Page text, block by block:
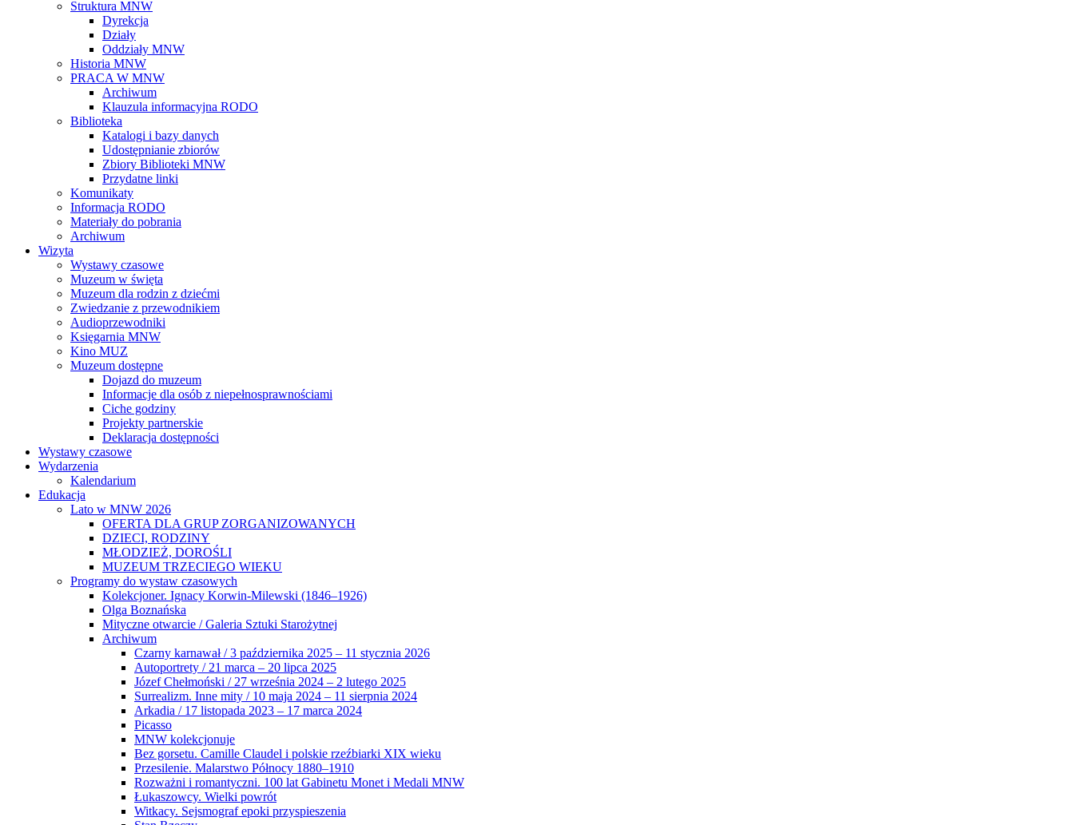
Struktura MNW
Dyrekcja
Działy
Oddziały MNW
Historia MNW
PRACA W MNW
Archiwum
Klauzula informacyjna RODO
Biblioteka
Katalogi i bazy danych
Udostępnianie zbiorów
Zbiory Biblioteki MNW
Przydatne linki
Komunikaty
Informacja RODO
Materiały do pobrania
Archiwum
Wizyta
Wystawy czasowe
Muzeum w święta
Muzeum dla rodzin z dziećmi
Zwiedzanie z przewodnikiem
Audioprzewodniki
Księgarnia MNW
Kino MUZ
Muzeum dostępne
Dojazd do muzeum
Informacje dla osób z niepełnosprawnościami
Ciche godziny
Projekty partnerskie
Deklaracja dostępności
Wystawy czasowe
Wydarzenia
Kalendarium
Edukacja
Lato w MNW 2026
OFERTA DLA GRUP ZORGANIZOWANYCH
DZIECI, RODZINY
MŁODZIEŻ, DOROŚLI
MUZEUM TRZECIEGO WIEKU
Programy do wystaw czasowych
Kolekcjoner. Ignacy Korwin-Milewski (1846–1926)
Olga Boznańska
Mityczne otwarcie / Galeria Sztuki Starożytnej
Archiwum
Czarny karnawał / 3 października 2025 – 11 stycznia 2026
Autoportrety / 21 marca – 20 lipca 2025
Józef Chełmoński / 27 września 2024 – 2 lutego 2025
Surrealizm. Inne mity / 10 maja 2024 – 11 sierpnia 2024
Arkadia / 17 listopada 2023 – 17 marca 2024
Picasso
MNW kolekcjonuje
Bez gorsetu. Camille Claudel i polskie rzeźbiarki XIX wieku
Przesilenie. Malarstwo Północy 1880–1910
Rozważni i romantyczni. 100 lat Gabinetu Monet i Medali MNW
Łukaszowcy. Wielki powrót
Witkacy. Sejsmograf epoki przyspieszenia